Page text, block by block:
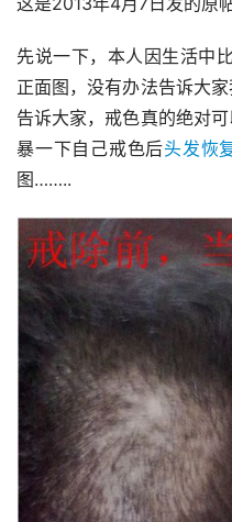
先说一下，本人因生活中
正面图，没有办法告诉大
告诉大家，戒色真的绝对
暴一下自己戒色后头发恢
图……..